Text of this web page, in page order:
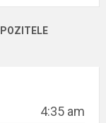
4:35 am